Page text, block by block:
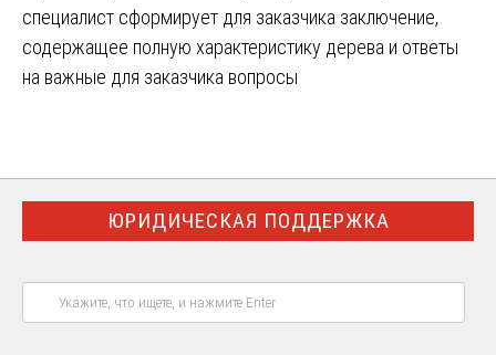
специалист сформирует для заказчика заключение,
содержащее полную характеристику дерева и ответы
на важные для заказчика вопросы
ЮРИДИЧЕСКАЯ ПОДДЕРЖКА